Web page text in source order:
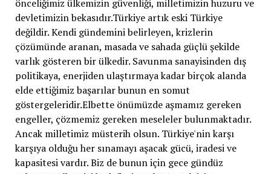
önceliğimiz ülkemizin güvenliği, milletimizin huzuru ve
devletimizin bekasıdır.Türkiye artık eski Türkiye
değildir. Kendi gündemini belirleyen, krizlerin
çözümünde aranan, masada ve sahada güçlü şekilde
varlık gösteren bir ülkedir. Savunma sanayisinden dış
politikaya, enerjiden ulaştırmaya kadar birçok alanda
elde ettiğimiz başarılar bunun en somut
göstergeleridir.Elbette önümüzde aşmamız gereken
engeller, çözmemiz gereken meseleler bulunmaktadır.
Ancak milletimiz müsterih olsun. Türkiye'nin karşı
karşıya olduğu her sınamayı aşacak gücü, iradesi ve
kapasitesi vardır. Biz de bunun için gece gündüz